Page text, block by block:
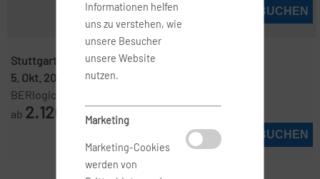
JETZT BUCHEN
Stuttgart ( STR )-Brisbane ( BNE )
5. Okt. 2026
12. Okt. 2026
BERlogic
ab 2.120
JETZT BUCHEN
Informationen helfen
uns zu verstehen, wie
unsere Besucher
unsere Website
nutzen.
Marketing
Marketing-Cookies
werden von